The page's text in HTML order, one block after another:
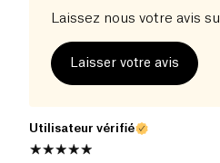
Laissez nous votre avis
Laisser votre avis
Utilisateur vérifié